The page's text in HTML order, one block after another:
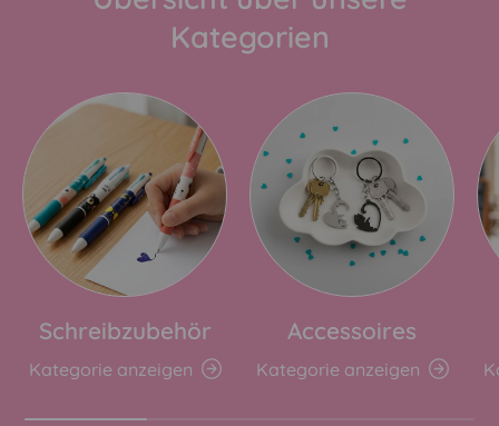
Kategorien
Schreibzubehör
Kategorie anzeigen
Accessoires
Kategorie anzeigen